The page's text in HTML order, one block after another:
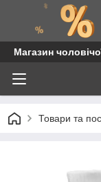
Магазин
Товари та